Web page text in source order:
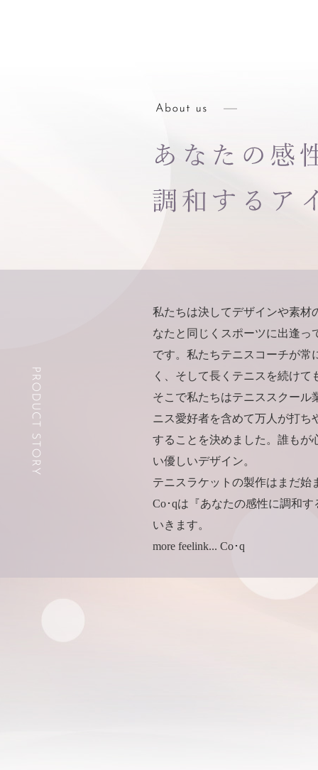
私たちは決してデザインや素材
なたと同じくスポーツに出逢っ
です。私たちテニスコーチが常
く、そして長くテニスを続け
そこで私たちはテニススクール
ニス愛好者を含めて万人が打ち
することを決めました。誰もが
い優しいデザイン。
テニスラケットの製作はまだ始
Co･qは『あなたの感性に調和
いきます。
more feelink... Co･q